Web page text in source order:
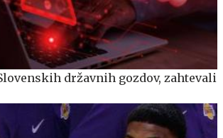
državnih gozdov, zahtevali